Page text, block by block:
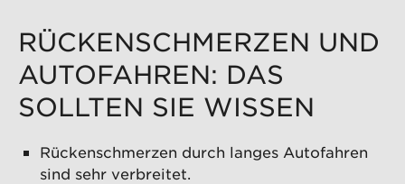
RÜCKENSCHMERZEN UND
AUTOFAHREN: DAS
SOLLTEN SIE WISSEN
Rückenschmerzen durch langes Autofahren
sind sehr verbreitet.